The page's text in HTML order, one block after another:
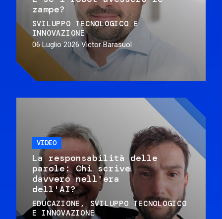
zampe?
SVILUPPO TECNOLOGICO E
INNOVAZIONE
06 Luglio 2026 Victor Barasuol
VIDEO
La responsabilità delle
parole: Chi scrive
davvero nell'era
dell'AI?
EDUCAZIONE
SVILUPPO TECNOLOGICO
E INNOVAZIONE